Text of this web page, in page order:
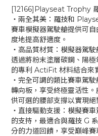
[12166]Playseat Trophy
‧兩全其美：羅技和
賽車模擬器駕駛艙提供可
度地提高舒適度。
‧高品質材質：模擬器駕
透過將粉末塗層碳鋼、陽
的專利 ActiFit 材料結合來
‧完全可調的類比賽車駕
轉向板，享受終極靈活性
供可選的腰部支撐以實現絕
‧直接驅動支援：模擬賽
的支持，最適合與羅技 G
分的力道回饋，享受巔峰賽